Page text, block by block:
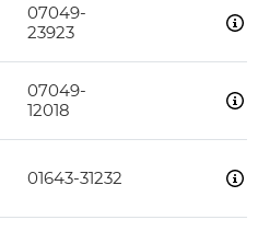
07049-
23923
07049-
12018
01643-31232